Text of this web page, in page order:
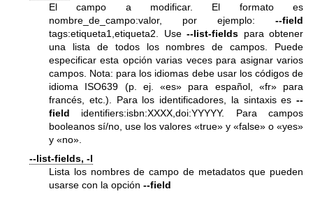
El campo a modificar. El formato es
nombre_de_campo:valor, por ejemplo: --field
tags:etiqueta1,etiqueta2. Use --list-fields para obtener
una lista de todos los nombres de campos. Puede
especificar esta opción varias veces para asignar varios
campos. Nota: para los idiomas debe usar los códigos de
idioma ISO639 (p. ej. «es» para español, «fr» para
francés, etc.). Para los identificadores, la sintaxis es --
field identifiers:isbn:XXXX,doi:YYYYY. Para campos
booleanos sí/no, use los valores «true» y «false» o «yes»
y «no».
--list-fields, -l
Lista los nombres de campo de metadatos que pueden
usarse con la opción --field